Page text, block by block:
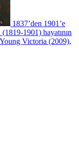
1837’den 1901’e
1901) hayatının
Victoria (2009),